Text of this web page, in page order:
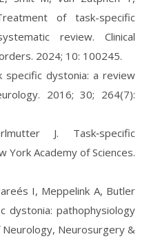
of task-specific
review. Clinical
2024; 10: 100245.
specific dystonia: a review
2016; 30; 264(7):
J. Task‐specific
York Academy of Sciences.
I, Meppelink A, Butler
dystonia: pathophysiology
Neurology, Neurosurgery &